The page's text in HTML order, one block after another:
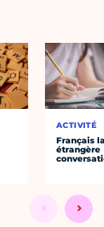
ACTIVITÉ
Français
étrangère